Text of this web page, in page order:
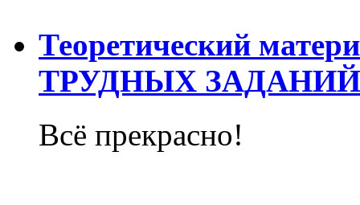
Теоретический
ТРУДНЫХ
Всё прекрасно!